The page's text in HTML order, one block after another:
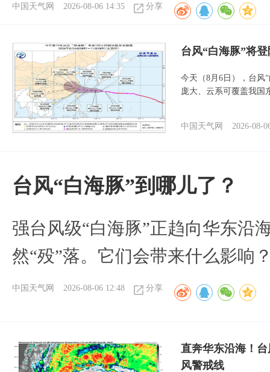
中国天气网 2026-08-06 14:35 分享
台风“白海豚”将
今天（8月6日），台风
庞大、云系可覆盖我国
中国天气网 2026-08-
台风“白海豚”到哪儿了？
强台风级“白海豚”正趋向华东沿
然“殁”落。它们会带来什么影响
中国天气网 2026-08-06 12:48 分享
直奔华东沿海！
风警戒线